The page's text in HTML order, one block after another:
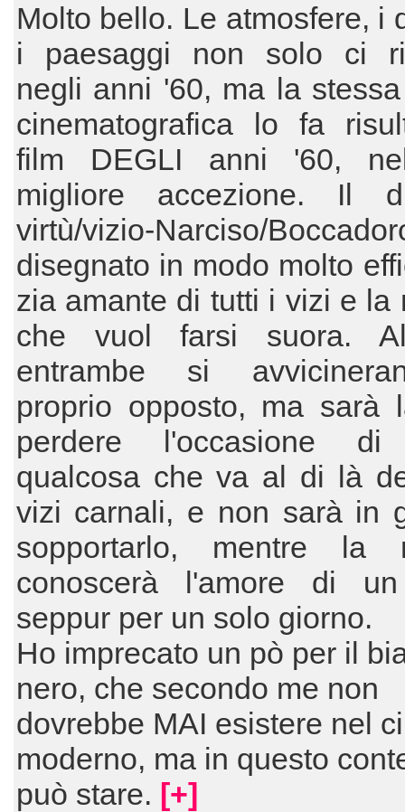
Molto bello. Le atmosfere, i
i paesaggi non solo ci
negli anni '60, ma la
cinematografica lo fa
film DEGLI anni '60,
migliore accezione. Il
virtù/vizio-Narciso/
disegnato in modo molto
zia amante di tutti i vizi e la
che vuol farsi suora.
entrambe si
proprio opposto, ma sarà
perdere l'occasione di
qualcosa che va al di là
vizi carnali, e non sarà in
sopportarlo, mentre la
conoscerà l'amore di
seppur per un solo giorno.
Ho imprecato un pò per il
nero, che secondo me non
dovrebbe MAI esistere nel
moderno, ma in questo
può stare. [+]